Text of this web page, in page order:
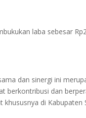
laba sebesar
dan sinergi ini
berkontribusi dan
di Kabupaten